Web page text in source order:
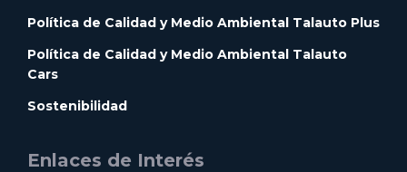
Política de Calidad y Medio Ambiental Talauto Plus
Política de Calidad y Medio Ambiental Talauto
Cars
Sostenibilidad
Enlaces de Interés